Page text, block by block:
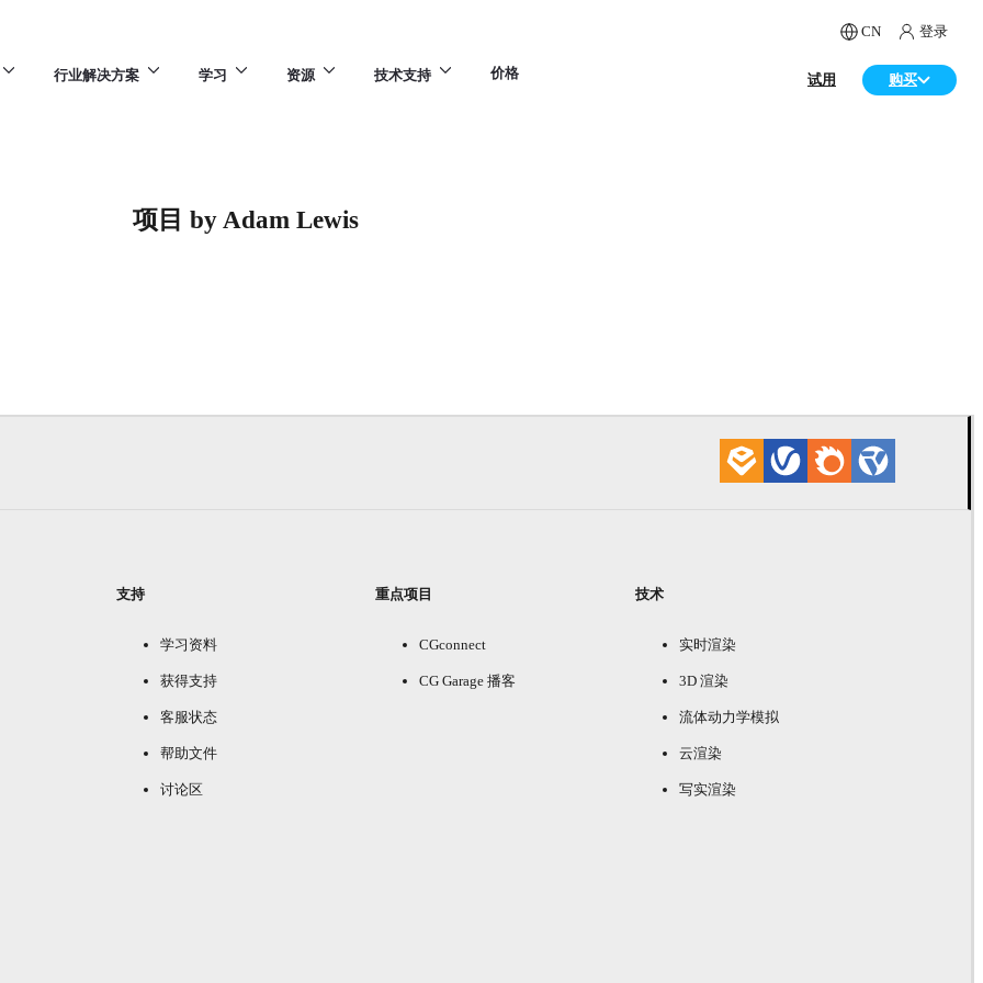
CN 登录
行业解决方案 学习 资源 技术支持 价格 试用 购买
项目 by Adam Lewis
支持
学习资料
获得支持
客服状态
帮助文件
讨论区
重点项目
CGconnect
CG Garage 播客
技术
实时渲染
3D 渲染
流体动力学模拟
云渲染
写实渲染